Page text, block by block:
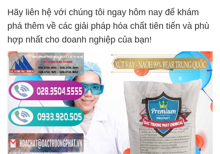
Hãy liên hệ với chúng tôi ngay hôm nay để khám
phá thêm về các giải pháp hóa chất tiên tiến và phù
hợp nhất cho doanh nghiệp của bạn!